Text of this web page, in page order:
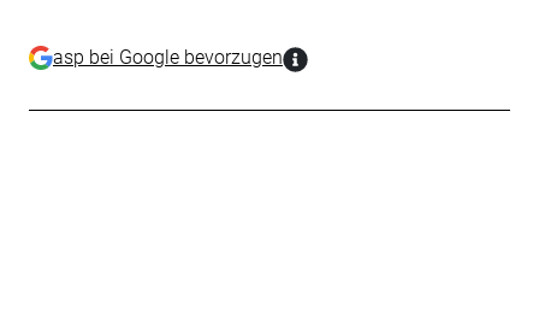
asp bei Google bevorzugen